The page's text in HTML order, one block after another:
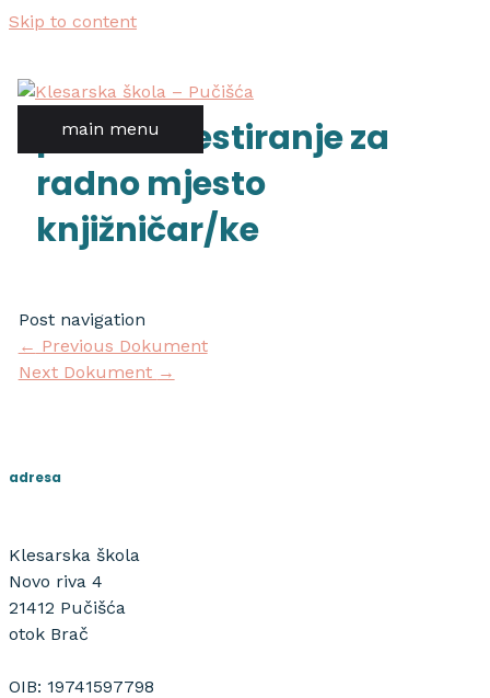
Skip to content
main menu
poziv za testiranje za
radno mjesto
knjižničar/ke
Post navigation
← Previous Dokument
Next Dokument →
adresa
Klesarska škola
Novo riva 4
21412 Pučišća
otok Brač
OIB: 19741597798